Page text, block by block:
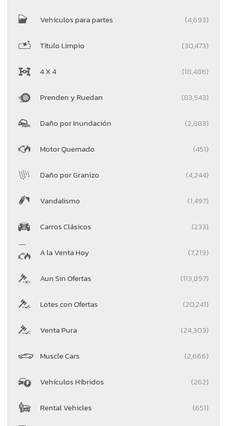
Vehículos para partes (4,693)
Título Limpio (30,473)
4 X 4 (18,486)
Prenden y Ruedan (83,543)
Daño por Inundación (2,883)
Motor Quemado (451)
Daño por Granizo (4,244)
Vandalismo (1,497)
Carros Clásicos (233)
A la Venta Hoy (7,219)
Aun Sin Ofertas (113,897)
Lotes con Ofertas (20,241)
Venta Pura (24,303)
Muscle Cars (2,666)
Vehículos Híbridos (262)
Rental Vehicles (651)